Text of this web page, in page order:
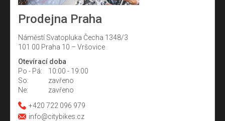
Prodejna Praha
Náměstí Svatopluka Čecha 1348/3
101 00 Praha 10 – Vršovice
Otevírací doba
Po - Pá:
10:00 - 19:00
So:
zavřeno
Ne:
zavřeno
+420 722 096 979
info@citybikes.cz